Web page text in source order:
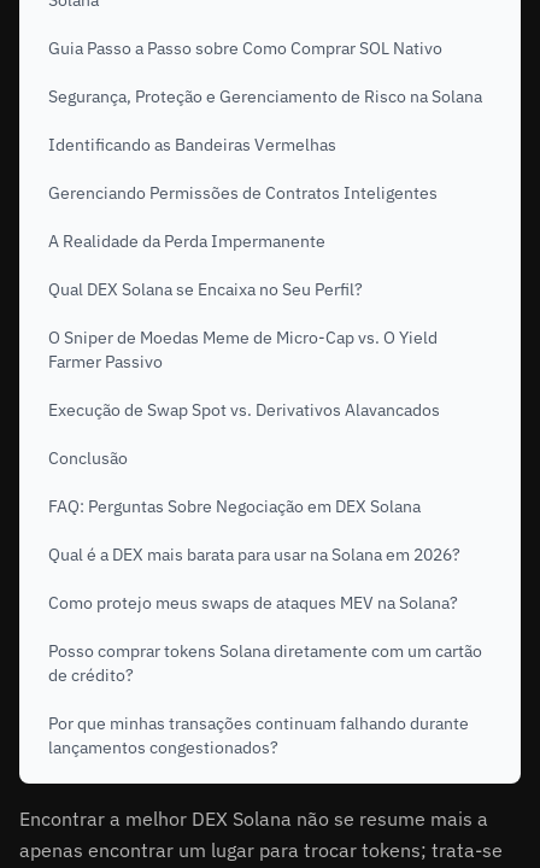
Guia Passo a Passo sobre Como Comprar SOL Nativo
Segurança, Proteção e Gerenciamento de Risco na Solana
Identificando as Bandeiras Vermelhas
Gerenciando Permissões de Contratos Inteligentes
A Realidade da Perda Impermanente
Qual DEX Solana se Encaixa no Seu Perfil?
O Sniper de Moedas Meme de Micro-Cap vs. O Yield
Farmer Passivo
Execução de Swap Spot vs. Derivativos Alavancados
Conclusão
FAQ: Perguntas Sobre Negociação em DEX Solana
Qual é a DEX mais barata para usar na Solana em 2026?
Como protejo meus swaps de ataques MEV na Solana?
Posso comprar tokens Solana diretamente com um cartão
de crédito?
Por que minhas transações continuam falhando durante
lançamentos congestionados?
Encontrar a melhor DEX Solana não se resume mais a
apenas encontrar um lugar para trocar tokens; trata-se